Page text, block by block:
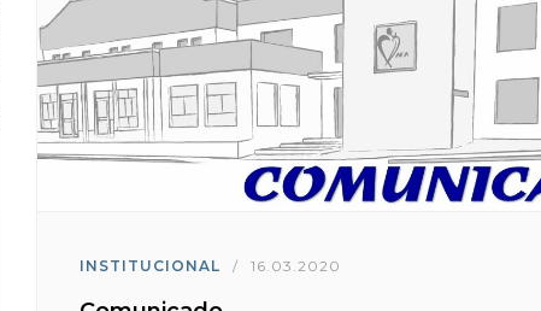
INSTITUCIONAL / 16.03.2020